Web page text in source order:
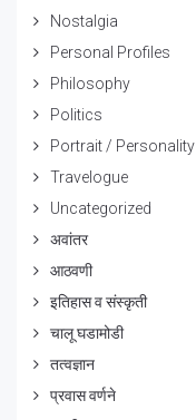
Nostalgia
Personal Profiles
Philosophy
Politics
Portrait / Personality
Travelogue
Uncategorized
अवांतर
आठवणी
इतिहास व संस्कृती
चालू घडामोडी
तत्वज्ञान
प्रवास वर्णने